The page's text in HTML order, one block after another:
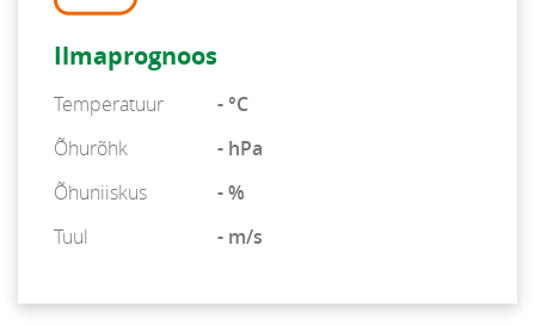
Ilmaprognoos
Temperatuur
- °C
Õhurõhk
- hPa
Õhuniiskus
- %
Tuul
- m/s